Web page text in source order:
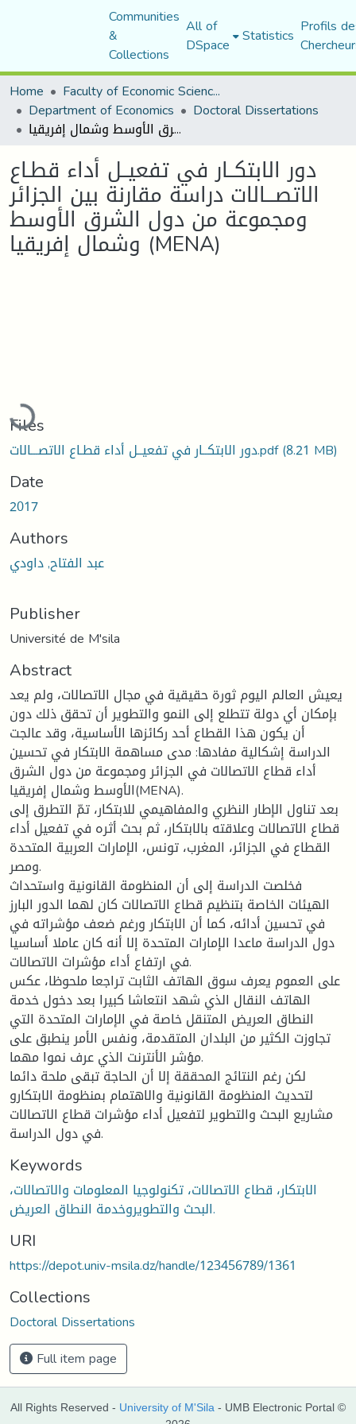
Communities
&
Collections
All of
DSpace Statistics Profils
Home
Faculty of Economic Sciences, Commerce and Management Sciences
Department of Economics Doctoral Dissertations
دور الابتكــار في تفعيــل أداء قطـاع الاتصـــالات دراسة مقارنة بين الجزائر ومجموعة من دول الشرق الأوسط وشمال إفريقيا (MENA)
دور الابتكــار في تفعيــل أداء قطـاع
الاتصـــالات دراسة مقارنة بين الجزائر
ومجموعة من دول الشرق الأوسط
وشمال إفريقيا (MENA)
Loading...
Files
دور الابتكــار في تفعيــل أداء قطـاع الاتصـــالات.pdf(8.21 MB)
Date
2017
Authors
عبد الفتاح, داودي
Publisher
Université de M'sila
Abstract
يعيش العالم اليوم ثورة حقيقية في مجال الاتصالات، ولم يعد
بإمكان أي دولة تتطلع إلى النمو والتطوير أن تحقق ذلك دون
أن يكون هذا القطاع أحد ركائزها الأساسية، وقد عالجت
الدراسة إشكالية مفادها: مدى مساهمة الابتكار في تحسين
أداء قطاع الاتصالات في الجزائر ومجموعة من دول الشرق
الأوسط وشمال إفريقيا(MENA).
بعد تناول الإطار النظري والمفاهيمي للابتكار، تمّ التطرق إلى
قطاع الاتصالات وعلاقته بالابتكار، ثم بحث أثره في تفعيل أداء
القطاع في الجزائر، المغرب، تونس، الإمارات العربية المتحدة
ومصر.
فخلصت الدراسة إلى أن المنظومة القانونية واستحداث
الهيئات الخاصة بتنظيم قطاع الاتصالات كان لهما الدور البارز
في تحسين أدائه، كما أن الابتكار ورغم ضعف مؤشراته في
دول الدراسة ماعدا الإمارات المتحدة إلا أنه كان عاملا أساسيا
في ارتفاع أداء مؤشرات الاتصالات.
على العموم يعرف سوق الهاتف الثابت تراجعا ملحوظا، عكس
الهاتف النقال الذي شهد انتعاشا كبيرا بعد دخول خدمة
النطاق العريض المتنقل خاصة في الإمارات المتحدة التي
تجاوزت الكثير من البلدان المتقدمة، ونفس الأمر ينطبق على
مؤشر الأنترنت الذي عرف نموا مهما.
لكن رغم النتائج المحققة إلا أن الحاجة تبقى ملحة دائما
لتحديث المنظومة القانونية والاهتمام بمنظومة الابتكارو
مشاريع البحث والتطوير لتفعيل أداء مؤشرات قطاع الاتصالات
في دول الدراسة.
Keywords
الابتكار، قطاع الاتصالات، تكنولوجيا المعلومات والاتصالات،
البحث والتطويروخدمة النطاق العريض.
URI
https://depot.univ-msila.dz/handle/123456789/1361
Collections
Doctoral Dissertations
Full item page
All Rights Reserved - University of M'Sila - UMB Electronic Portal ©